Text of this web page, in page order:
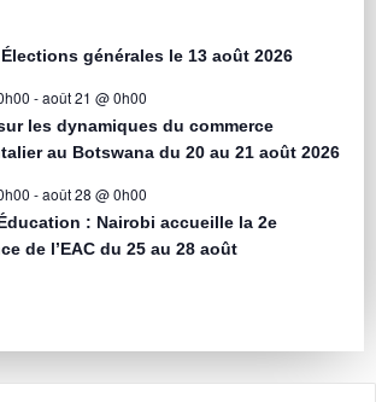
générales le 13 août 2026
-août 21 @ 0h00
les dynamiques du commerce
au Botswana du 20 au 21 août 2026
-août 28 @ 0h00
: Nairobi accueille la 2e
de l’EAC du 25 au 28 août